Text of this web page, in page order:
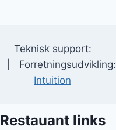
Teknisk support:
| Forretningsudvikling:
Intuition
Restauant links